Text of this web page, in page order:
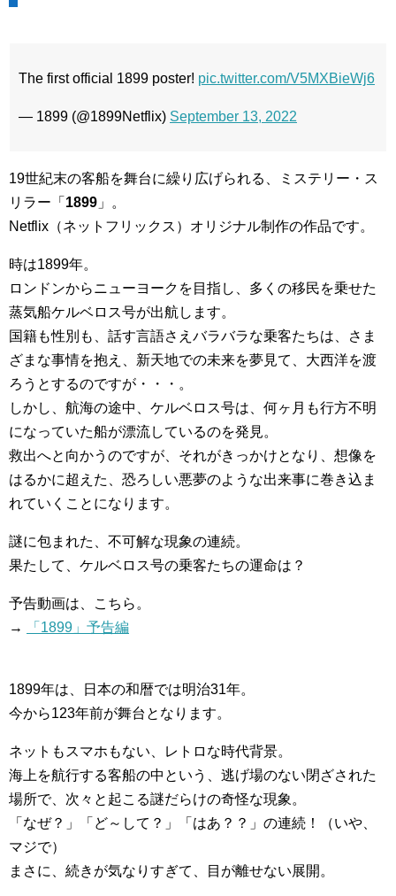
The first official 1899 poster! pic.twitter.com/V5MXBieWj6
— 1899 (@1899Netflix) September 13, 2022
19世紀末の客船を舞台に繰り広げられる、ミステリー・ス
リラー「 1899 」。
Netflix（ネットフリックス）オリジナル制作の作品です。
時は1899年。
ロンドンからニューヨークを目指し、多くの移民を乗せた
蒸気船ケルベロス号が出航します。
国籍も性別も、話す言語さえバラバラな乗客たちは、さま
ざまな事情を抱え、新天地での未来を夢見て、大西洋を渡
ろうとするのですが・・・。
しかし、航海の途中、ケルベロス号は、何ヶ月も行方不明
になっていた船が漂流しているのを発見。
救出へと向かうのですが、それがきっかけとなり、想像を
はるかに超えた、恐ろしい悪夢のような出来事に巻き込ま
れていくことになります。
謎に包まれた、不可解な現象の連続。
果たして、ケルベロス号の乗客たちの運命は？
予告動画は、こちら。
→
「1899」予告編
1899年は、日本の和暦では明治31年。
今から123年前が舞台となります。
ネットもスマホもない、レトロな時代背景。
海上を航行する客船の中という、逃げ場のない閉ざされた
場所で、次々と起こる謎だらけの奇怪な現象。
「なぜ？」「ど～して？」「はあ？？」の連続！（いや、
マジで）
まさに、続きが気なりすぎて、目が離せない展開。